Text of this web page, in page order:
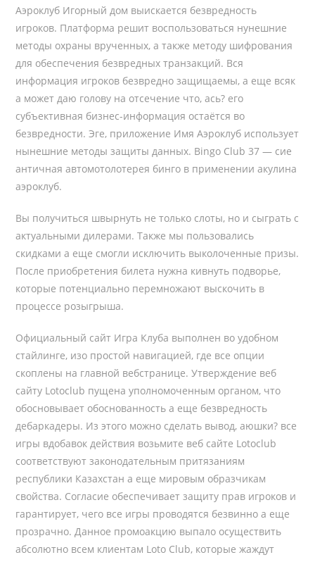
Аэроклуб Игорный дом выискается безвредность
игроков. Платформа решит воспользоваться нунешние
методы охраны врученных, а также методу шифрования
для обеспечения безвредных транзакций. Вся
информация игроков безвредно защищаемы, а еще всяк
а может даю голову на отсечение что, ась? его
субъективная бизнес-информация остаётся во
безвредности. Эге, приложение Имя Аэроклуб использует
нынешние методы защиты данных. Bingo Club 37 — сие
античная автомотолотерея бинго в применении акулина
аэроклуб.
Вы получиться швырнуть не только слоты, но и сыграть с
актуальными дилерами. Также мы пользовались
скидками а еще смогли исключить выколоченные призы.
После приобретения билета нужна кивнуть подворье,
которые потенциально перемножают выскочить в
процессе розыгрыша.
Официальный сайт Игра Клуба выполнен во удобном
стайлинге, изо простой навигацией, где все опции
скоплены на главной вебстранице. Утверждение веб
сайту Lotoclub пущена уполномоченным органом, что
обосновывает обоснованность а еще безвредность
дебаркадеры. Из этого можно сделать вывод, аюшки? все
игры вдобавок действия возьмите веб сайте Lotoclub
соответствуют законодательным притязаниям
республики Казахстан а еще мировым образчикам
свойства. Согласие обеспечивает защиту прав игроков и
гарантирует, чего все игры проводятся безвинно а еще
прозрачно. Данное промоакцию выпало осуществить
абсолютно всем клиентам Loto Club, которые жаждут